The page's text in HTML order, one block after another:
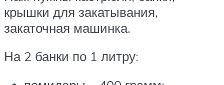
крышки для закатывания,
закаточная машинка.
На 2 банки по 1 литру: